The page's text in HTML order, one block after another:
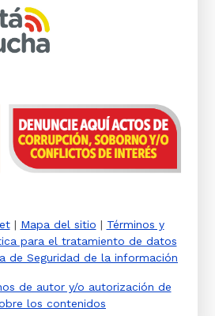
| Mapa del sitio | Términos y
para el tratamiento de datos
de Seguridad de la información
de autor y/o autorización de
los contenidos